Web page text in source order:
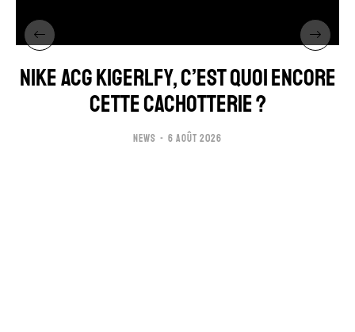
NIKE ACG KIGERLFY, C’EST QUOI ENCORE
CETTE CACHOTTERIE ?
NEWS 6 AOÛT 2026